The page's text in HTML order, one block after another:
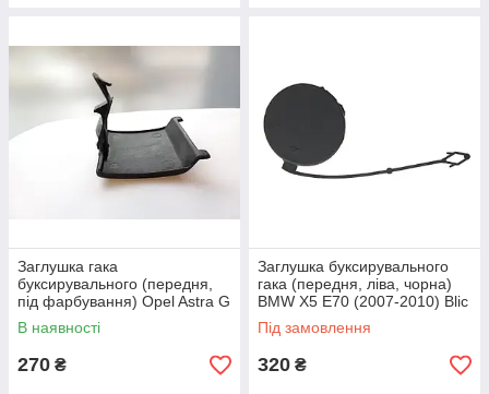
Заглушка гака
буксирувального (передня,
під фарбування) Opel Astra G
(1998-2009) Blic
В наявності
270 ₴
Заглушка буксирувального
гака (передня, ліва, чорна)
BMW X5 E70 (2007-2010) Blic
Під замовлення
320 ₴